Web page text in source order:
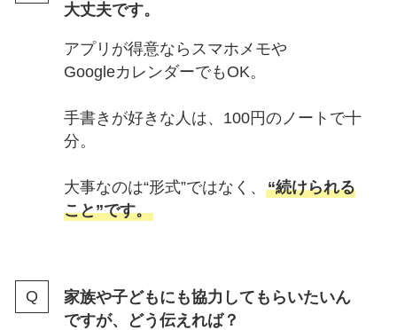
大丈夫です。
アプリが得意ならスマホメモや
GoogleカレンダーでもOK。
手書きが好きな人は、100円のノートで十
分。
大事なのは“形式”ではなく、 “続けられる
こと”です。
家族や子どもにも協力してもらいたいん
ですが、どう伝えれば？